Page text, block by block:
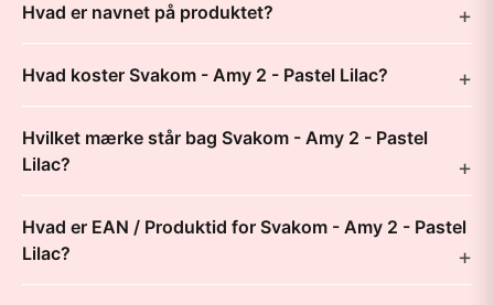
Hvad er navnet på produktet?
Hvad koster Svakom - Amy 2 - Pastel Lilac?
Hvilket mærke står bag Svakom - Amy 2 - Pastel
Lilac?
Hvad er EAN / Produktid for Svakom - Amy 2 - Pastel
Lilac?